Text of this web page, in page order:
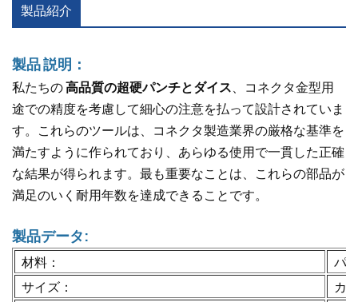
製品紹介
製品説明：
私たちの高品質の超硬パンチとダイス、コネクタ金型用
途での精度を考慮して細心の注意を払って設計されていま
す。これらのツールは、コネクタ製造業界の厳格な基準を
満たすように作られており、あらゆる使用で一貫した正確
な結果が得られます。最も重要なことは、これらの部品が
満足のいく耐用年数を達成できることです。
製品データ:
材料：
パ
サイズ：
カ